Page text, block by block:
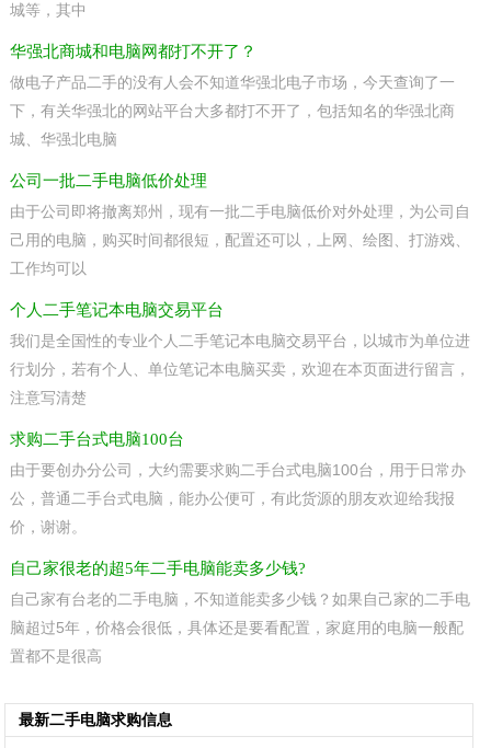
城等，其中
华强北商城和电脑网都打不开了？
做电子产品二手的没有人会不知道华强北电子市场，今天查询了一
下，有关华强北的网站平台大多都打不开了，包括知名的华强北商
城、华强北电脑
公司一批二手电脑低价处理
由于公司即将撤离郑州，现有一批二手电脑低价对外处理，为公司自
己用的电脑，购买时间都很短，配置还可以，上网、绘图、打游戏、
工作均可以
个人二手笔记本电脑交易平台
我们是全国性的专业个人二手笔记本电脑交易平台，以城市为单位进
行划分，若有个人、单位笔记本电脑买卖，欢迎在本页面进行留言，
注意写清楚
求购二手台式电脑100台
由于要创办分公司，大约需要求购二手台式电脑100台，用于日常办
公，普通二手台式电脑，能办公便可，有此货源的朋友欢迎给我报
价，谢谢。
自己家很老的超5年二手电脑能卖多少钱?
自己家有台老的二手电脑，不知道能卖多少钱？如果自己家的二手电
脑超过5年，价格会很低，具体还是要看配置，家庭用的电脑一般配
置都不是很高
最新二手电脑求购信息